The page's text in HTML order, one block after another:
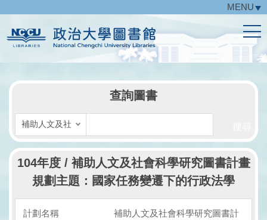
主
要
區
MENU
查詢圖書
104年度 / 補助人文及社會科學研究圖書計畫
規劃主題：國家任務變遷下的行政法學
補助人文及社會科學研究圖書計